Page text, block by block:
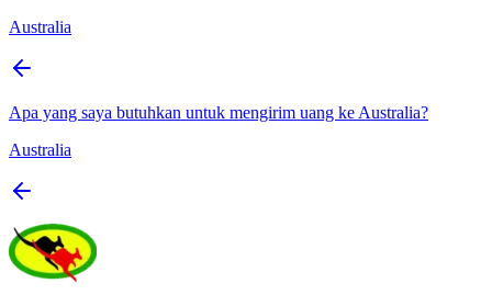
Australia
Apa yang saya butuhkan untuk mengirim uang ke Australia?
Australia